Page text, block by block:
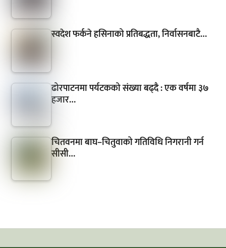
स्वदेश फर्कने हसिनाको प्रतिबद्धता, निर्वासनबाटै…
ढोरपाटनमा पर्यटकको संख्या बढ्दै : एक वर्षमा ३७
हजार…
चितवनमा बाघ–चितुवाको गतिविधि निगरानी गर्न
सीसी…